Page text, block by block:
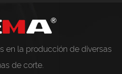
en la producción de diversas
de corte.